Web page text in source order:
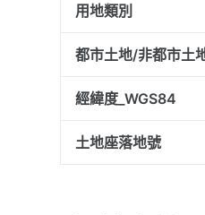
用地類別
都市土地/非都市土
經緯度_WGS84
土地座落地號